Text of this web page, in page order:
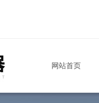
网站首页